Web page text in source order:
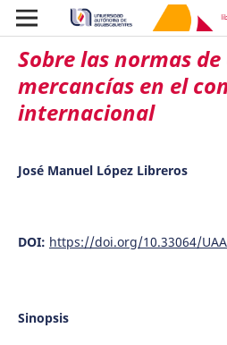
Sobre las normas
mercancías en el
internacional
José Manuel López Libreros
DOI: https://doi.org/10.33064/
Sinopsis